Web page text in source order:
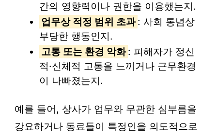
간의 영향력이나 권한을 이용했는지.
업무상 적정 범위 초과 : 사회 통념상
부당한 행동인지.
고통 또는 환경 악화 : 피해자가 정신
적·신체적 고통을 느끼거나 근무환경
이 나빠졌는지.
예를 들어, 상사가 업무와 무관한 심부름을
강요하거나 동료들이 특정인을 의도적으로